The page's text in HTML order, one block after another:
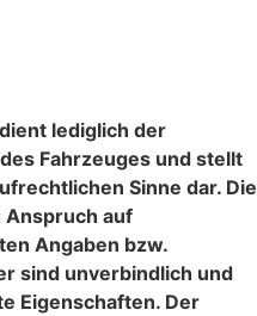
lediglich der
Fahrzeuges und stellt
Sinne dar. Die
Anspruch auf
Angaben bzw.
sind unverbindlich und
Eigenschaften. Der